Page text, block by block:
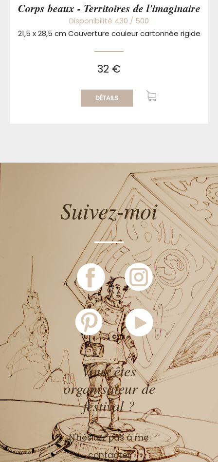
Corps beaux - Territoires de l'imaginaire
Disponibilité 430 / 500
21,5 x 28,5 cm Couverture couleur cartonnée rigide
32 €
DÉTAILS
Suivez-moi
Vous êtes
organisateur de
festival ?
N'hésitez pas à me
contacter